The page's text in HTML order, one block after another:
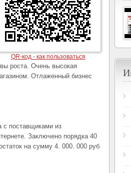
QR-код - как пользоваться
роста. Очень высокая
Отлаженный бизнес
с поставщиками из
Заключено порядка 40
на сумму 4. 000. 000 руб